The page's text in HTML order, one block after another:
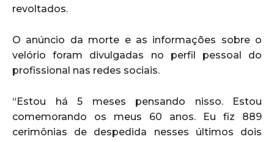
revoltados.
O anúncio da morte e as informações sobre o
velório foram divulgadas no perfil pessoal do
profissional nas redes sociais.
“Estou há 5 meses pensando nisso. Estou
comemorando os meus 60 anos. Eu fiz 889
cerimônias de despedida nesses últimos dois